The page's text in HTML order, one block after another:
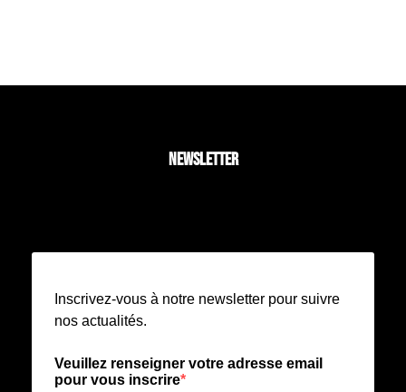
NEWSLETTER